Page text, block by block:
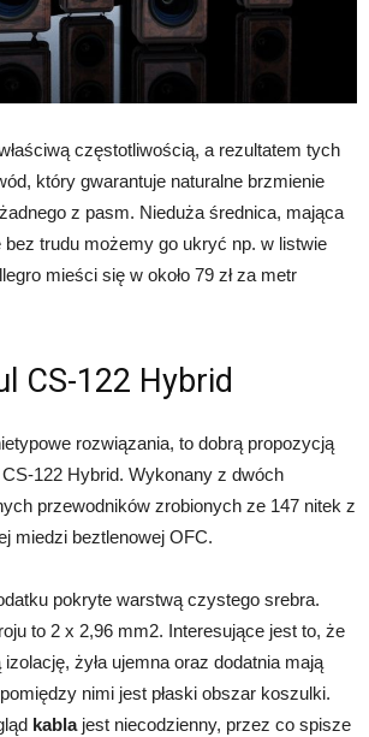
częstotliwością, a rezultatem tych
który gwarantuje naturalne brzmienie
z pasm. Nieduża średnica, mająca
trudu możemy go ukryć np. w listwie
mieści się w około 79 zł za metr
CS-122 Hybrid
rozwiązania, to dobrą propozycją
122 Hybrid. Wykonany z dwóch
przewodników zrobionych ze 147 nitek z
miedzi beztlenowej OFC.
pokryte warstwą czystego srebra.
to 2 x 2,96 mm2. Interesujące jest to, że
żyła ujemna oraz dodatnia mają
nimi jest płaski obszar koszulki.
kablajest niecodzienny, przez co spisze